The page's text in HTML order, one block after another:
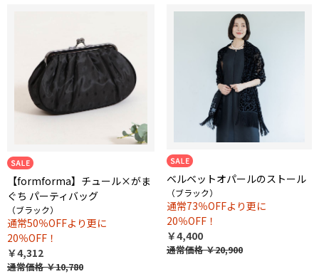
【formforma】チュール×がま
ぐち パーティバッグ
（ブラック）
通常50％OFFより更に
20％OFF！
￥4,312
通常価格￥10,780
ベルベットオパールのストール
（ブラック）
通常73％OFFより更に
20％OFF！
￥4,400
通常価格￥20,900